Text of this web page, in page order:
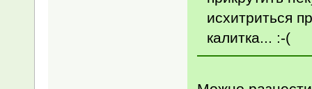
исхитриться
калитка... :-(